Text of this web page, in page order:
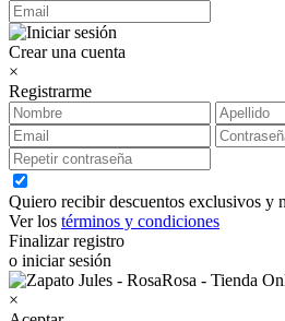
Crear una cuenta
×
Registrarme
Quiero recibir descuentos exclusivos y
Ver los términos y condiciones
Finalizar registro
o iniciar sesión
×